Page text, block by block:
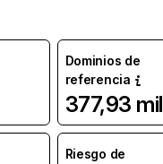
Dominios de
referencia
377,93 mil
Riesgo de